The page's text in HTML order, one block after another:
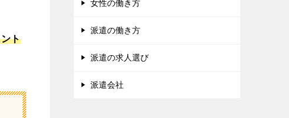
ト
女性の働き方
派遣の働き方
派遣の求人選び
派遣会社